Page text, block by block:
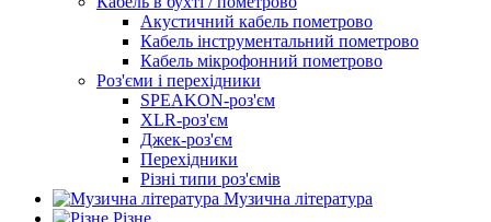
Акустичний кабель пометрово
Кабель інструментальний пометрово
Кабель мікрофонний пометрово
Роз'єми і перехідники
SPEAKON-роз'єм
XLR-роз'єм
Джек-роз'єм
Перехідники
Різні типи роз'ємів
Музична література
Різне